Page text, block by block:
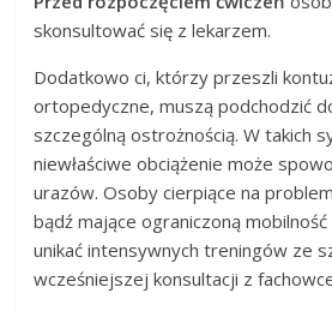
skonsultować się z lekarzem.
Dodatkowo ci, którzy przeszli
ortopedyczne, muszą podchodzić
szczególną ostrożnością. W takich
niewłaściwe obciążenie może
urazów. Osoby cierpiące na
bądź mające ograniczoną
unikać intensywnych treningów ze
wcześniejszej konsultacji z